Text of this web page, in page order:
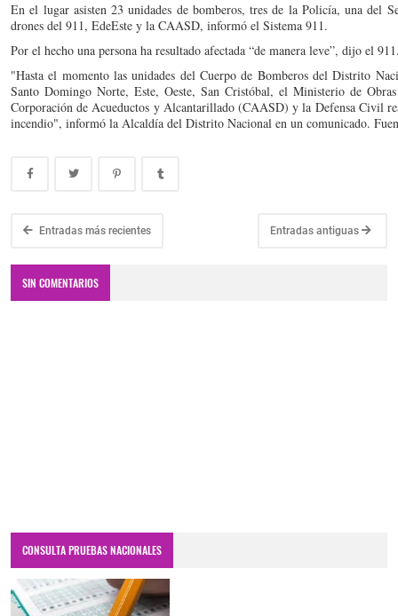
En el lugar asisten 23 unidades de bomberos, tres de la Policía, una del
drones del 911, EdeEste y la CAASD, informó el Sistema 911.
Por el hecho una persona ha resultado afectada “de manera leve”, dijo el
"Hasta el momento las unidades del Cuerpo de Bomberos del Distrito
Santo Domingo Norte, Este, Oeste, San Cristóbal, el Ministerio de
Corporación de Acueductos y Alcantarillado (CAASD) y la Defensa Civil
incendio", informó la Alcaldía del Distrito Nacional en un comunicado.
Entradas más recientes Entradas antiguas
SIN COMENTARIOS
CONSULTA PRUEBAS NACIONALES